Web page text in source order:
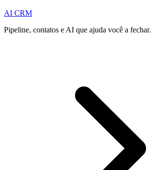
AI CRM
Pipeline, contatos e AI que ajuda você a fechar.